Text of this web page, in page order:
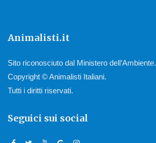
Animalisti.it
Sito riconosciuto dal Ministero dell’Ambiente.
Copyright © Animalisti Italiani.
Tutti i diritti riservati.
Seguici sui social